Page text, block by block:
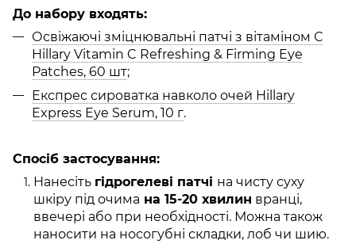
До набору входять:
Освіжаючі зміцнювальні патчі з вітаміном С
Hillary Vitamin C Refreshing & Firming Eye
Patches, 60 шт;
Експрес сироватка навколо очей Hillary
Express Eye Serum, 10 г.
Спосіб застосування:
Нанесіть гідрогелеві патчі на чисту суху
шкіру під очима на 15-20 хвилин вранці,
ввечері або при необхідності. Можна також
наносити на носогубні складки, лоб чи шию.